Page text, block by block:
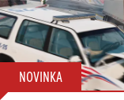
Videa
Soutěže
Databáze
NOVINKA